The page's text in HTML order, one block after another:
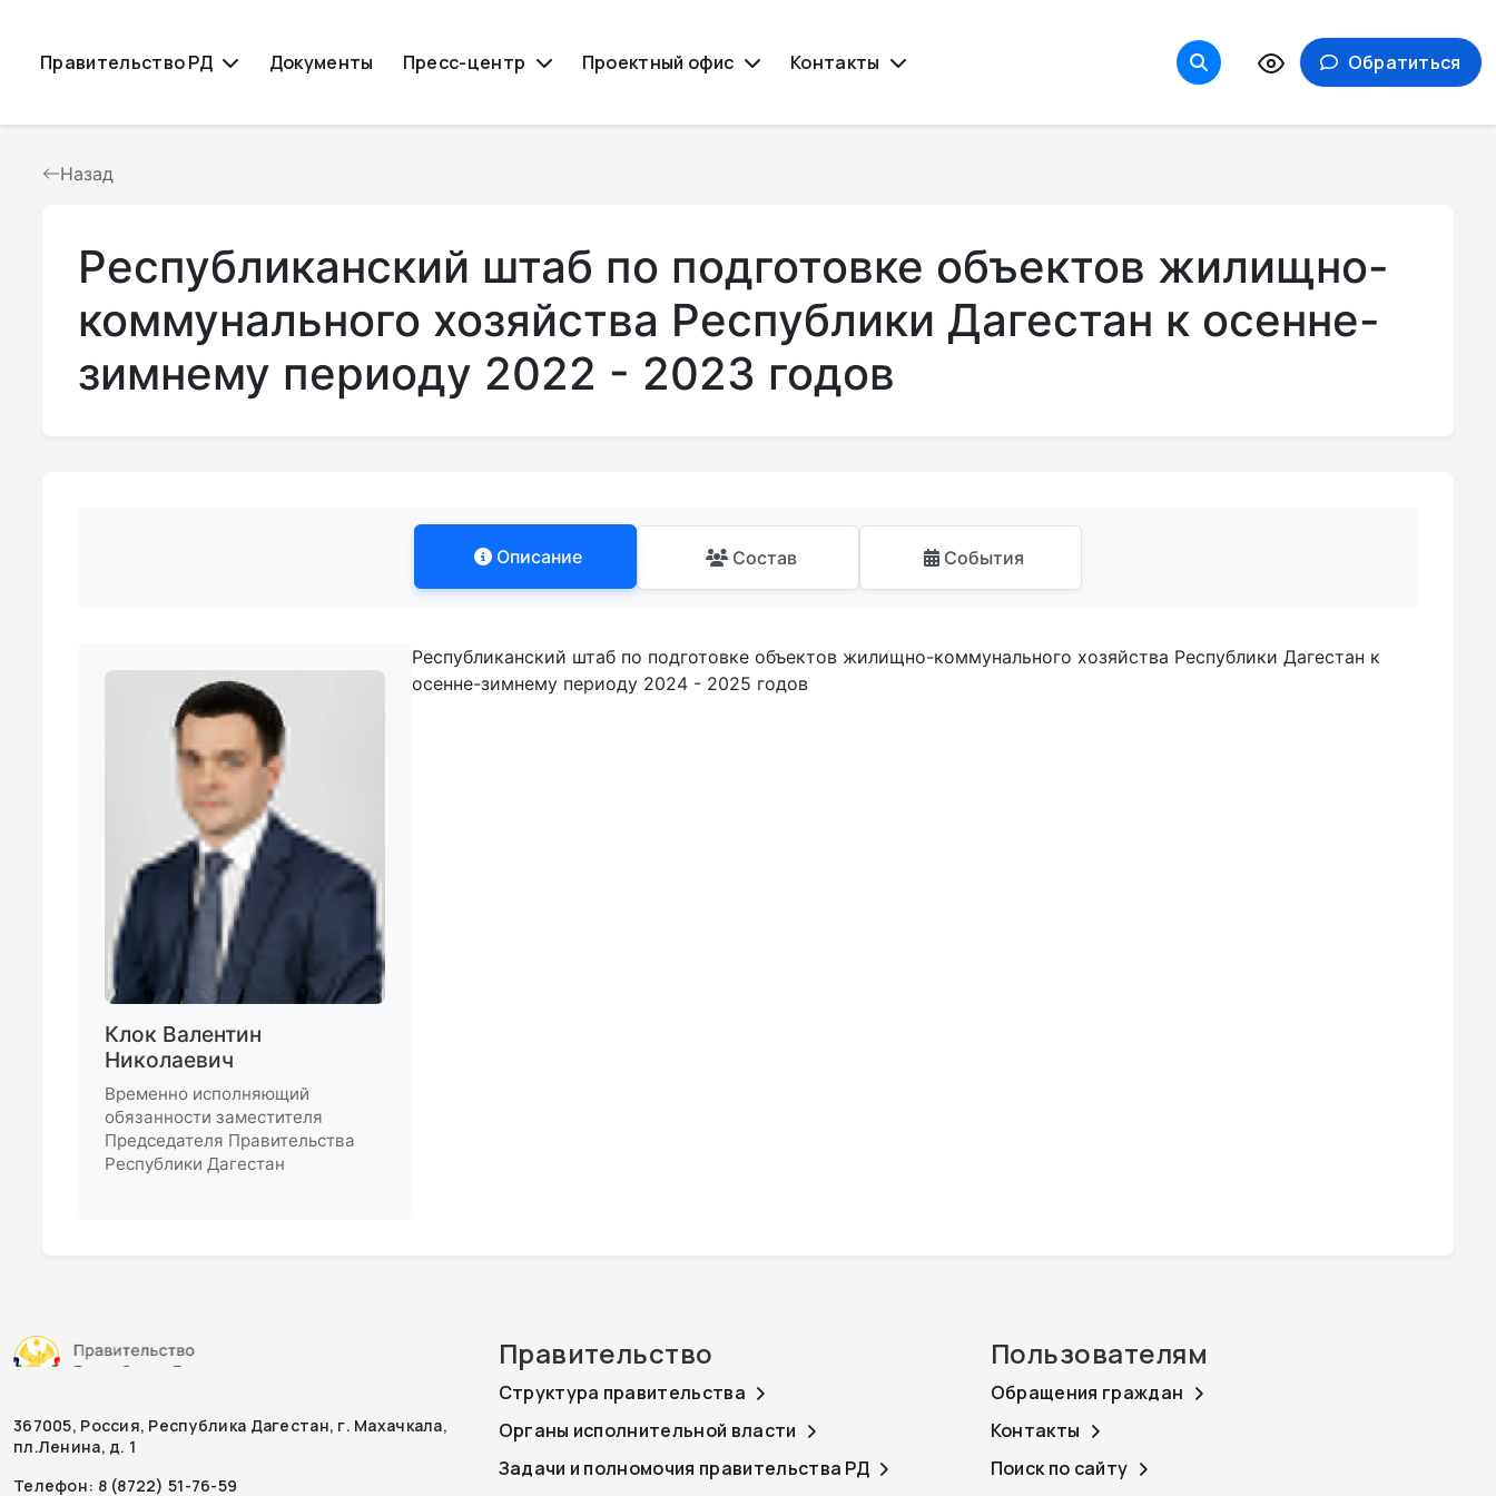
Правительство РД Документы Пресс-центр Проектный офис Контакты Обратиться
Назад
Республиканский штаб по подготовке объектов жилищно-
коммунального хозяйства Республики Дагестан к осенне-
зимнему периоду 2022 - 2023 годов
Описание Состав События
Клок Валентин
Николаевич
Временно исполняющий
обязанности заместителя
Председателя Правительства
Республики Дагестан
Республиканский штаб по подготовке объектов жилищно-коммунального хозяйства Республики Дагестан к
осенне-зимнему периоду 2024 - 2025 годов
367005, Россия, Республика Дагестан, г. Махачкала,
пл.Ленина, д. 1
Телефон: 8 (8722) 51-76-59
Правительство
Структура правительства
Органы исполнительной власти
Задачи и полномочия правительства РД
Пользователям
Обращения граждан
Контакты
Поиск по сайту